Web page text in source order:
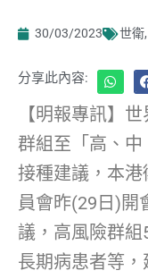
30/03/2023 世衛,
分享此內容:
【明報專訊】
群組至「高、
接種建議，本
員會昨(29日)開
議，高風險群
長期病患者等